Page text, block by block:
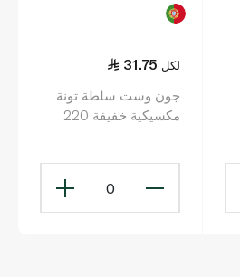
31.75 لكل
جون وست سلطة تونة
مكسيكية خفيفة 220
0